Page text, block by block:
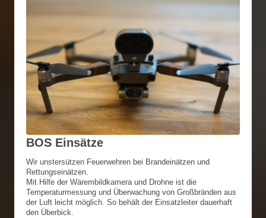
BOS Einsätze
Wir unstersützen Feuerwehren bei Brandeinätzen und
Rettungseinätzen.
Mit Hilfe der Wärembildkamera und Drohne ist die
Temperaturmessung und Überwachung von Großbränden aus
der Luft leicht möglich. So behält der Einsatzleiter dauerhaft
den Überbick.